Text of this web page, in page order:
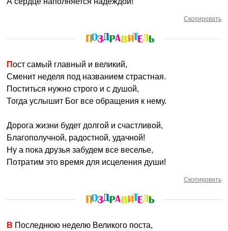
Скопировать
Пост самый главный и великий,
Сменит неделя под названием страстная.
Поститься нужно строго и с душой,
Тогда услышит Бог все обращения к нему.
Дорога жизни будет долгой и счастливой,
Благополучной, радостной, удачной!
Ну а пока друзья забудем все веселье,
Потратим это время для исцеления души!
Скопировать
В Последнюю неделю Великого поста,